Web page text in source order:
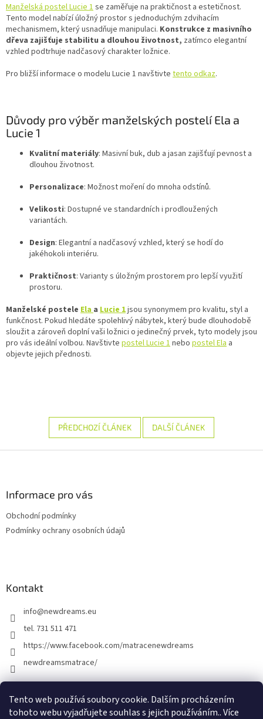
Tento web používá soubory cookie. Dalším procházením
tohoto webu vyjadřujete souhlas s jejich používáním.. Více
Manželská postel Lucie 1 se zaměřuje na praktičnost a estetičnost.
Tento model nabízí úložný prostor s jednoduchým zdvihacím
mechanismem, který usnadňuje manipulaci. Konstrukce z masivního
dřeva zajišťuje stabilitu a dlouhou životnost, zatímco elegantní
vzhled podtrhuje nadčasový charakter ložnice.
Pro bližší informace o modelu Lucie 1 navštivte tento odkaz.
Důvody pro výběr manželských postelí Ela a
Lucie 1
Kvalitní materiály: Masivní buk, dub a jasan zajišťují pevnost a
dlouhou životnost.
Personalizace: Možnost moření do mnoha odstínů.
Velikosti: Dostupné ve standardních i prodloužených
variantách.
Design: Elegantní a nadčasový vzhled, který se hodí do
jakéhokoli interiéru.
Praktičnost: Varianty s úložným prostorem pro lepší využití
prostoru.
Manželské postele Elaa Lucie 1jsou synonymem pro kvalitu, styl a
funkčnost. Pokud hledáte spolehlivý nábytek, který bude dlouhodobě
sloužit a zároveň doplní vaši ložnici o jedinečný prvek, tyto modely jsou
pro vás ideální volbou. Navštivte postel Lucie 1nebo postel Ela a
objevte jejich přednosti.
PŘEDCHOZÍ ČLÁNEK DALŠÍ ČLÁNEK
Informace pro vás
Obchodní podmínky
Podmínky ochrany osobních údajů
Kontakt
info@newdreams.eu
tel. 731 511 471
https://www.facebook.com/matracenewdreams
newdreamsmatrace/